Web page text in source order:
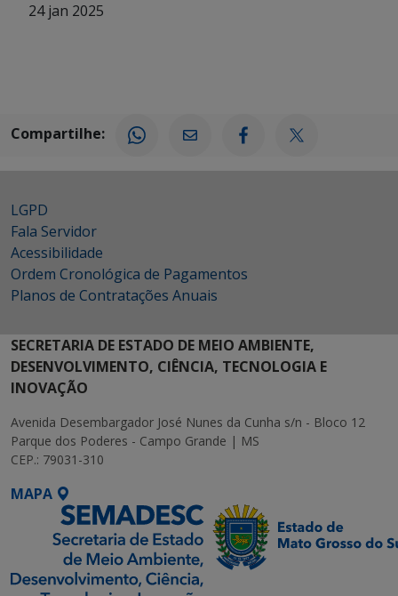
24 jan 2025
Compartilhe:
LGPD
Fala Servidor
Acessibilidade
Ordem Cronológica de Pagamentos
Planos de Contratações Anuais
SECRETARIA DE ESTADO DE MEIO AMBIENTE,
DESENVOLVIMENTO, CIÊNCIA, TECNOLOGIA E
INOVAÇÃO
Avenida Desembargador José Nunes da Cunha s/n - Bloco 12
Parque dos Poderes - Campo Grande | MS
CEP.: 79031-310
MAPA